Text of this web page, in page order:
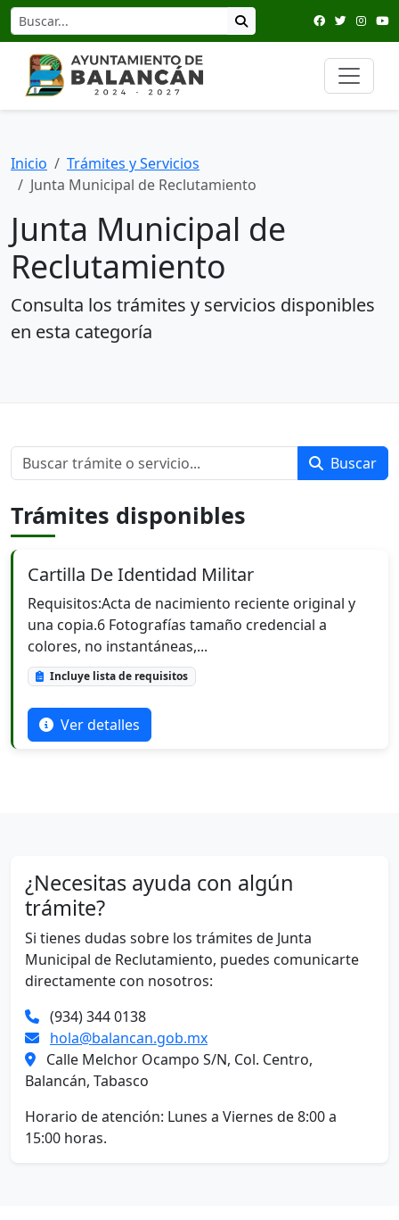
Inicio
Trámites y Servicios
Junta Municipal de Reclutamiento
Junta Municipal de
Reclutamiento
Consulta los trámites y servicios disponibles
en esta categoría
Buscar
Trámites disponibles
Cartilla De Identidad Militar
Requisitos: Acta de nacimiento reciente original y
una copia.6 Fotografías tamaño credencial a
colores, no instantáneas,...
Incluye lista de requisitos
Ver detalles
¿Necesitas ayuda con algún
trámite?
Si tienes dudas sobre los trámites de Junta
Municipal de Reclutamiento, puedes comunicarte
directamente con nosotros:
(934) 344 0138
hola@balancan.gob.mx
Calle Melchor Ocampo S/N, Col. Centro,
Balancán, Tabasco
Horario de atención: Lunes a Viernes de 8:00 a
15:00 horas.